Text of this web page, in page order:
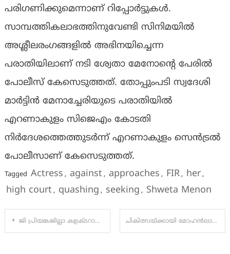
പരി​ഗണിക്കുമെന്നാണ് റിപ്പോർട്ടുകൾ.
സാമ്പത്തികലാഭത്തിനുവേണ്ടി സിനിമയിൽ
അശ്ലീലരംഗങ്ങളിൽ അഭിനയിച്ചെന്ന
പരാതിയിലാണ് നടി ശ്വേതാ മേനോൻ്റെ പേരിൽ
പോലീസ് കേസെടുത്തത്. തോപ്പുംപടി സ്വദേശി
മാർട്ടിൻ മേനാച്ചേരിയുടെ പരാതിയിൽ
എറണാകുളം സിജെഎം കോടതി
നിർദേശത്തെത്തുടർന്ന് എറണാകുളം സെൻട്രൽ
പോലീസാണ് കേസെടുത്തത്.
Tagged Actress , against , approaches , FIR, her,
high court , quashing , seeking , Shweta Menon
Post
ജി പ്രിയങ്കജില്ലാ കളക്ടറായിഇന്ന് (7) ചുമതലയേൽക്കും ചികിത്സയ്ക്കായി മോഹൻലാൽ നൽകിയ പണം ബാബുരാജ് അടിച്ചു മാറ്റി: സരിത നായർ